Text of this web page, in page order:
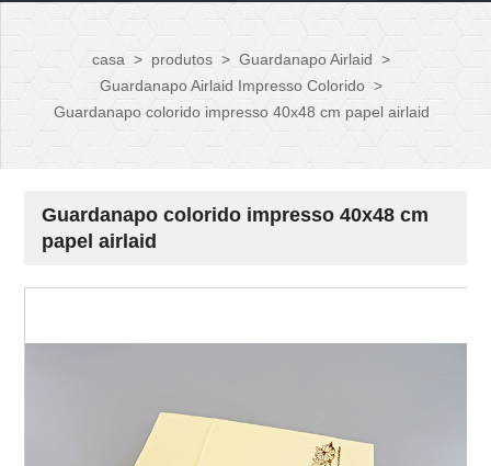
casa > produtos > Guardanapo Airlaid >
Guardanapo Airlaid Impresso Colorido >
Guardanapo colorido impresso 40x48 cm papel airlaid
Guardanapo colorido impresso 40x48 cm
papel airlaid